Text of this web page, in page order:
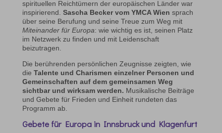
spirituellen Reichtümern der europäischen Länder war
inspirierend. Sascha Becker vom YMCA Wien sprach
über seine Berufung und seine Treue zum Weg mit
Miteinander für Europa: wie wichtig es ist, seinen Platz
im Netzwerk zu finden und mit Leidenschaft
beizutragen.
Die berührenden persönlichen Zeugnisse zeigten, wie
die Talente und Charismen einzelner Personen und
Gemeinschaften auf dem gemeinsamen Weg
sichtbar und wirksam werden. Musikalische Beiträge
und Gebete für Frieden und Einheit rundeten das
Programm ab.
Gebete für Europa in Innsbruck und Klagenfurt